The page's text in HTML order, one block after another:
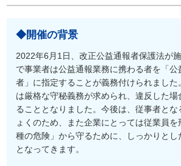
◆開催の背景
2022年6月1日、改正公益通報者保護法が
で事業者は公益通報業務に携わる者を「
者」に指定することが義務付けられました
は厳格な守秘義務が求められ、違反した
ることとなりました。今後は、従事者とな
ょくのため、また企業にとっては従業員
種の危険」から守るために、しっかりと
となってきます。